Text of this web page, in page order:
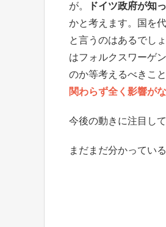
が。
ドイツ政府が知
かと考えます。国を
と言うのはあるでし
はフォルクスワーゲ
のか等考えるべきこ
関わらず全く影響が
今後の動きに注目し
まだまだ分かってい